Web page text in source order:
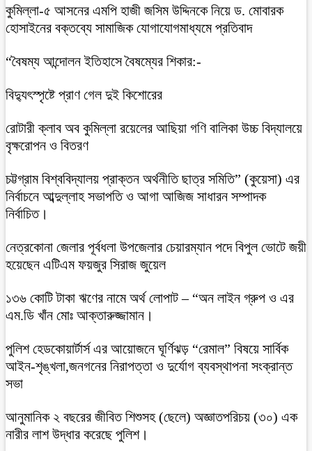
কুমিল্লা-৫ আসনের এমপি হাজী জসিম উদ্দিনকে নিয়ে ড. মোবারক
হোসাইনের বক্তব্যে সামাজিক যোগাযোগমাধ্যমে প্রতিবাদ
“বৈষম্য আন্দোলন ইতিহাসে বৈষম্যের শিকার:-
বিদ্যুৎস্পৃষ্টে প্রাণ গেল দুই কিশোরের
রোটারী ক্লাব অব কুমিল্লা রয়েলের আছিয়া গণি বালিকা উচ্চ বিদ্যালয়ে
বৃক্ষরোপন ও বিতরণ
চট্টগ্রাম বিশ্ববিদ্যালয় প্রাক্তন অর্থনীতি ছাত্র সমিতি” (কুয়েসা) এর
নির্বাচনে আব্দুল্লাহ সভাপতি ও আগা আজিজ সাধারন সম্পাদক
নির্বাচিত।
নেত্রকোনা জেলার পূর্বধলা উপজেলার চেয়ারম্যান পদে বিপুল ভোটে জয়ী
হয়েছেন এটিএম ফয়জুর সিরাজ জুয়েল
১৩৬ কোটি টাকা ঋণের নামে অর্থ লোপাট – “অন লাইন গ্রুপ ও এর
এম.ডি খাঁন মোঃ আক্তারুজ্জামান।
পুলিশ হেডকোয়ার্টার্স এর আয়োজনে ঘূর্ণিঝড় “রেমাল” বিষয়ে সার্বিক
আইন-শৃঙ্খলা,জনগনের নিরাপত্তা ও দুর্যোগ ব্যবস্থাপনা সংক্রান্ত
সভা
আনুমানিক ২ বছরের জীবিত শিশুসহ (ছেলে) অজ্ঞাতপরিচয় (৩০) এক
নারীর লাশ উদ্ধার করেছে পুলিশ।